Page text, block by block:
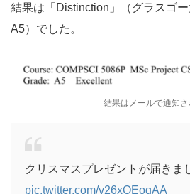
結果は「Distinction」（グラスゴ
A5）でした。
結果はメールで通知さ
クリスマスプレゼントが届きま
pic.twitter.com/v26xQEoqAA